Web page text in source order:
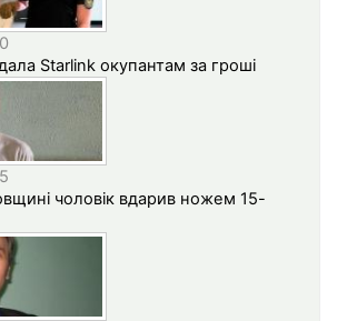
Starlink окупантам за гроші
чоловік вдарив ножем 15-